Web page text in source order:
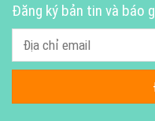
Đăng ký bản tin và báo